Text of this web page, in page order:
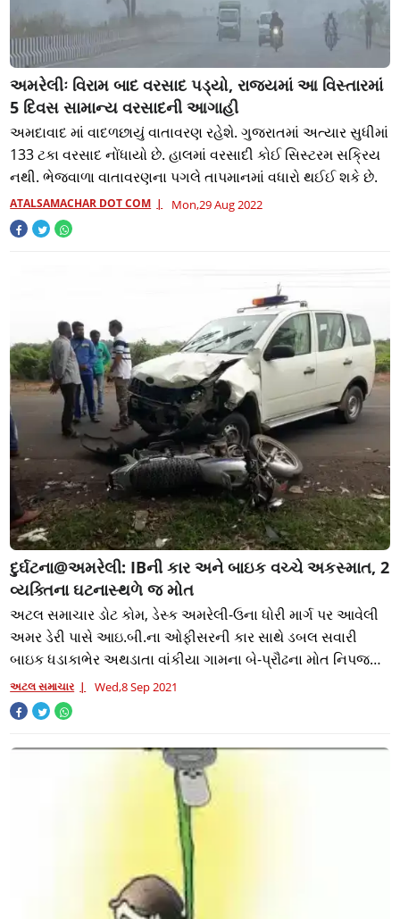
અમરેલીઃ વિરામ બાદ વરસાદ પડ્યો, રાજ્યમાં આ વિસ્તારમાં
5 દિવસ સામાન્ય વરસાદની આગાહી
અમદાવાદ માં વાદળછાયું વાતાવરણ રહેશે. ગુજરાતમાં અત્યાર સુધીમાં
133 ટકા વરસાદ નોંધાયો છે. હાલમાં વરસાદી કોઈ સિસ્ટરમ સક્રિય
નથી. ભેજવાળા વાતાવરણના પગલે તાપમાનમાં વધારો થઈઈ શકે છે.
ATALSAMACHAR DOT COM Mon,29 Aug 2022
દુર્ઘટના@અમરેલી: IBની કાર અને બાઇક વચ્ચે અકસ્માત, 2
વ્યક્તિના ઘટનાસ્થળે જ મોત
અટલ સમાચાર ડોટ કોમ, ડેસ્ક અમરેલી-ઉના ધોરી માર્ગ પર આવેલી
અમર ડેરી પાસે આઇ.બી.ના ઓફીસરની કાર સાથે ડબલ સવારી
બાઇક ધડાકાભેર અથડાતા વાંકીયા ગામના બે-પ્રૌઢના મોત નિપજતા
નાના એવા ગામમાં શોકનું મોજુ ફેલાયું
અટલ સમાચાર Wed,8 Sep 2021